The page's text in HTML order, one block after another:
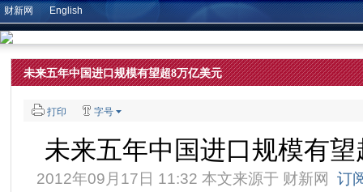
财新网 English
未来五年中国进口规模有望超8万亿美元
打印 字号
未来五年中国进口规模有望
2012年09月17日 11:32 本文来源于 财新网
订